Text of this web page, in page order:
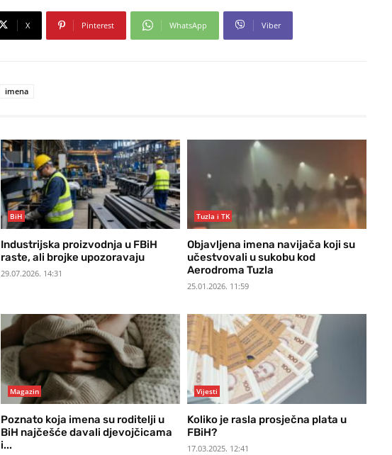
X Pinterest WhatsApp Viber
imena
BiH
Industrijska proizvodnja u FBiH
raste, ali brojke upozoravaju
29.07.2026. 14:31
Tuzla i TK
Objavljena imena navijača koji su
učestvovali u sukobu kod
Aerodroma Tuzla
25.01.2026. 11:59
Magazin
Poznato koja imena su roditelji u
BiH najčešće davali djevojčicama
i...
Vijesti
Koliko je rasla prosječna plata u
FBiH?
17.03.2025. 12:41